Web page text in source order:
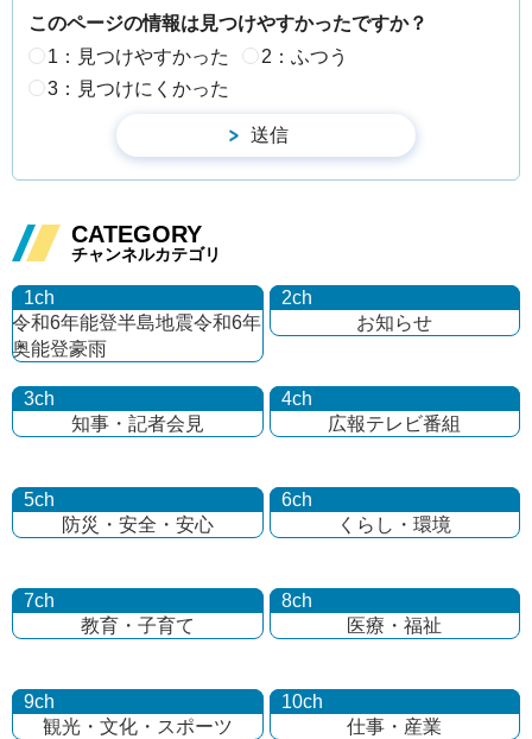
このページの情報は見つけやすかったですか？
1：見つけやすかった
2：ふつう
3：見つけにくかった
CATEGORY
チャンネルカテゴリ
1ch
令和6年能登半島地震令和6年
奥能登豪雨
2ch
お知らせ
3ch
知事・記者会見
4ch
広報テレビ番組
5ch
防災・安全・安心
6ch
くらし・環境
7ch
教育・子育て
8ch
医療・福祉
9ch
観光・文化・ スポーツ
10ch
仕事・産業